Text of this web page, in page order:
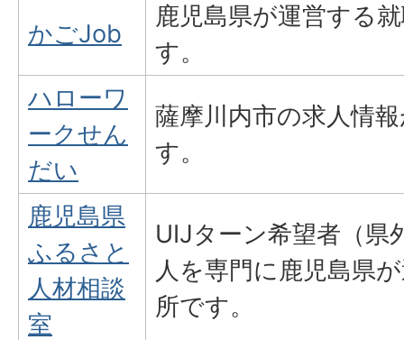
かごJob
鹿児島県が運営する
す。
ハローワ
ークせん
だい
薩摩川内市の求人情
す。
鹿児島県
ふるさと
人材相談
室
UIJターン希望者（県
人を専門に鹿児島県
所です。